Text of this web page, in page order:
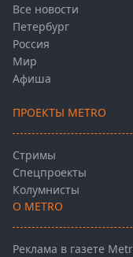
Все новости
Петербург
Россия
Мир
Афиша
ПРОЕКТЫ METRO
Стримы
Спецпроекты
Колумнисты
О METRO
Реклама в газете